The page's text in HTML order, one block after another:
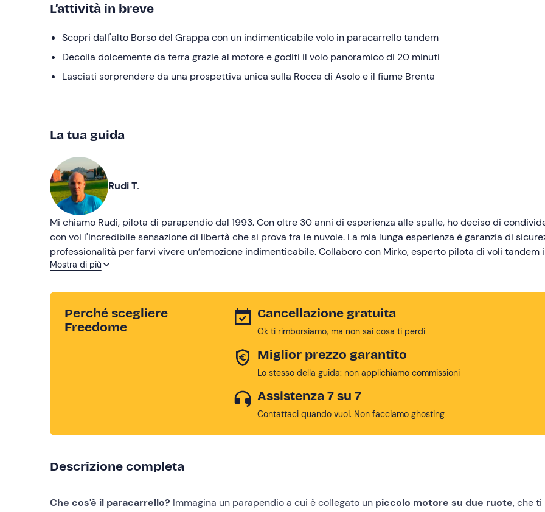
L’attività in breve
Scopri dall'alto Borso del Grappa con un indimenticabile volo in paracarrello tandem
Decolla dolcemente da terra grazie al motore e goditi il volo panoramico di 20 minuti
Lasciati sorprendere da una prospettiva unica sulla Rocca di Asolo e il fiume Brenta
La tua guida
Rudi T.
Mi chiamo Rudi, pilota di parapendio dal 1993. Con oltre 30 anni di esperienza alle spalle, ho deciso di
con voi l'incredibile sensazione di libertà che si prova fra le nuvole. La mia lunga esperienza è garanzia di
professionalità per farvi vivere un’emozione indimenticabile. Collaboro con Mirko, esperto pilota di voli tandem
paramotore (parapendio a motore), attività ideale anche per chi ha problemi motori o disabilità.
Mostra di più
Perché scegliere
Freedome
Cancellazione gratuita
Ok ti rimborsiamo, ma non sai cosa ti perdi
Miglior prezzo garantito
Lo stesso della guida: non applichiamo commissioni
Assistenza 7 su 7
Contattaci quando vuoi. Non facciamo ghosting
Descrizione completa
Che cos'è il paracarrello? Immagina un parapendio a cui è collegato un piccolo motore su due ruote, che ti